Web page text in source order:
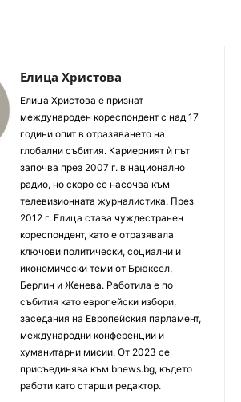
Елица Христова
Елица Христова е признат
международен кореспондент с над 17
години опит в отразяването на
глобални събития. Кариерният ѝ път
започва през 2007 г. в национално
радио, но скоро се насочва към
телевизионната журналистика. През
2012 г. Елица става чуждестранен
кореспондент, като е отразявала
ключови политически, социални и
икономически теми от Брюксел,
Берлин и Женева. Работила е по
събития като европейски избори,
заседания на Европейския парламент,
международни конференции и
хуманитарни мисии. От 2023 се
присъединява към bnews.bg, където
работи като старши редактор.